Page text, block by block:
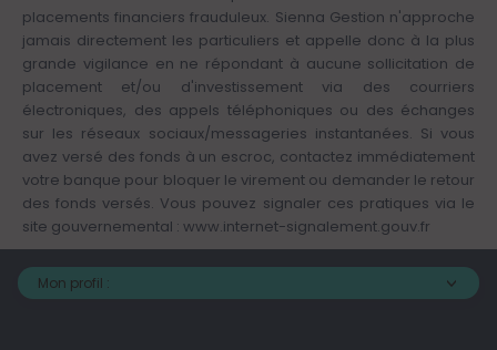
placements financiers frauduleux. Sienna Gestion n'approche
jamais directement les particuliers et appelle donc à la plus
grande vigilance en ne répondant à aucune sollicitation de
placement et/ou d'investissement via des courriers
électroniques, des appels téléphoniques ou des échanges
sur les réseaux sociaux/messageries instantanées. Si vous
avez versé des fonds à un escroc, contactez immédiatement
votre banque pour bloquer le virement ou demander le retour
des fonds versés. Vous pouvez signaler ces pratiques via le
site gouvernemental : www.internet-signalement.gouv.fr
Mon profil :